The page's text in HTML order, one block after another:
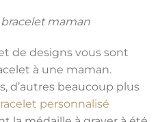
maman
de designs vous sont
à une maman.
d’autres beaucoup plus
personnalisé